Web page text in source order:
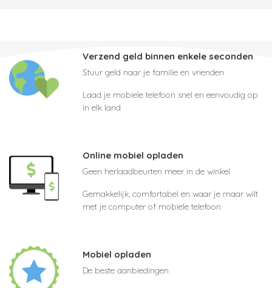
Verzend geld binnen enkele seconden
Stuur geld naar je familie en vrienden
Laad je mobiele telefoon snel en eenvoudig op
in elk land
Online mobiel opladen
Geen herlaadbeurten meer in de winkel
Gemakkelijk, comfortabel en waar je maar wilt
met je computer of mobiele telefoon
Mobiel opladen
De beste aanbiedingen